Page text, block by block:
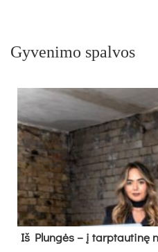
Gyvenimo spalvos
Iš Plungės – į tarptautinę